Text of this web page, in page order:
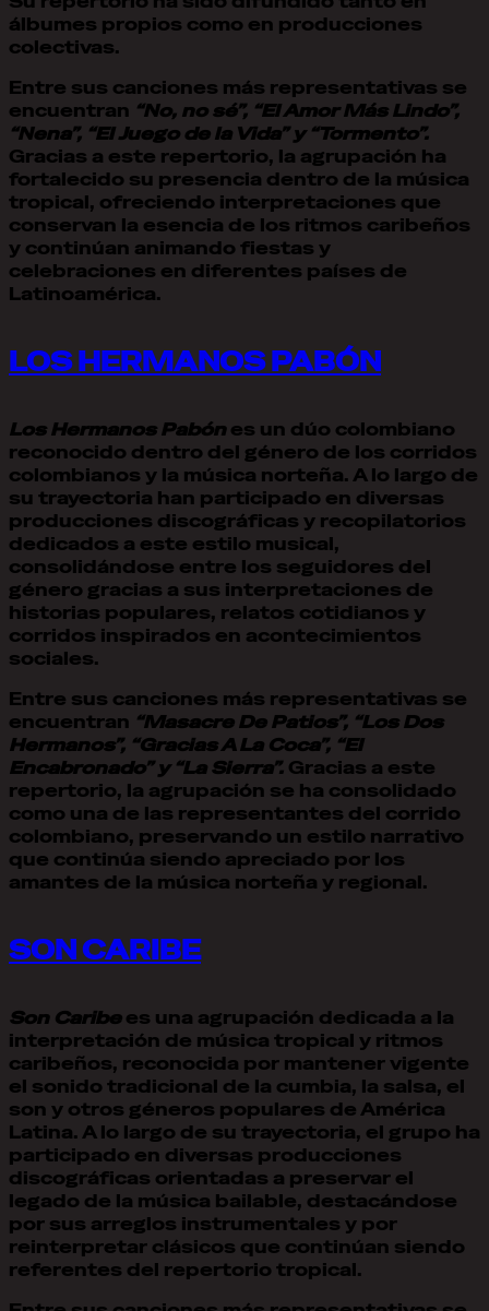
álbumes propios como en producciones
colectivas.
Entre sus canciones más representativas se
encuentran “No, no sé”, “El Amor Más Lindo”,
“Nena”, “El Juego de la Vida” y “Tormento”.
Gracias a este repertorio, la agrupación ha
fortalecido su presencia dentro de la música
tropical, ofreciendo interpretaciones que
conservan la esencia de los ritmos caribeños
y continúan animando fiestas y
celebraciones en diferentes países de
Latinoamérica.
LOS HERMANOS PABÓN
Los Hermanos Pabónes un dúo colombiano
reconocido dentro del género de los corridos
colombianos y la música norteña. A lo largo de
su trayectoria han participado en diversas
producciones discográficas y recopilatorios
dedicados a este estilo musical,
consolidándose entre los seguidores del
género gracias a sus interpretaciones de
historias populares, relatos cotidianos y
corridos inspirados en acontecimientos
sociales.
Entre sus canciones más representativas se
encuentran “Masacre De Patios”, “Los Dos
Hermanos”, “Gracias A La Coca”, “El
Encabronado” y “La Sierra”. Gracias a este
repertorio, la agrupación se ha consolidado
como una de las representantes del corrido
colombiano, preservando un estilo narrativo
que continúa siendo apreciado por los
amantes de la música norteña y regional.
SON CARIBE
Son Caribees una agrupación dedicada a la
interpretación de música tropical y ritmos
caribeños, reconocida por mantener vigente
el sonido tradicional de la cumbia, la salsa, el
son y otros géneros populares de América
Latina. A lo largo de su trayectoria, el grupo ha
participado en diversas producciones
discográficas orientadas a preservar el
legado de la música bailable, destacándose
por sus arreglos instrumentales y por
reinterpretar clásicos que continúan siendo
referentes del repertorio tropical.